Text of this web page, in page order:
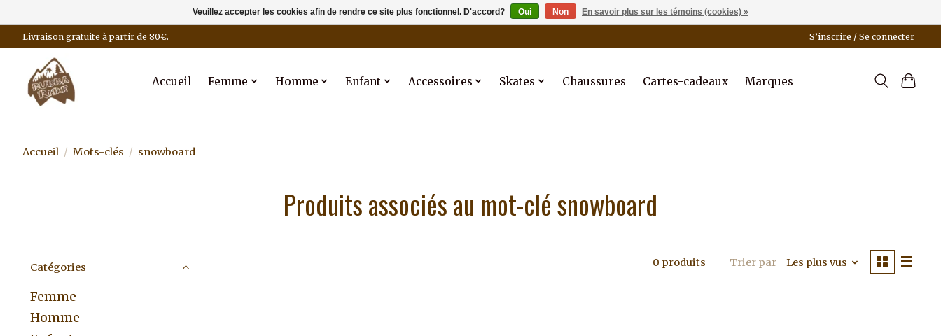
Livraison gratuite à partir de 80€. S’inscrire / Se connecter
Accueil Femme Homme Enfant Accessoires Skates Chaussures Cartes-cadeaux Marques
Accueil / Mots-clés / snowboard
Produits associés au mot-clé snowboard
Catégories
Femme
Homme
0 produits Trier par Les plus vus
Veuillez accepter les cookies afin de rendre ce site plus fonctionnel. D'accord? Oui Non En savoir plus sur les témoins (cookies) »